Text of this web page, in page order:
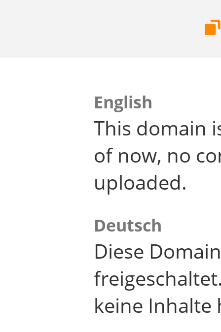
English
This domain
of now, no
uploaded.
Deutsch
Diese
keine Inhalte